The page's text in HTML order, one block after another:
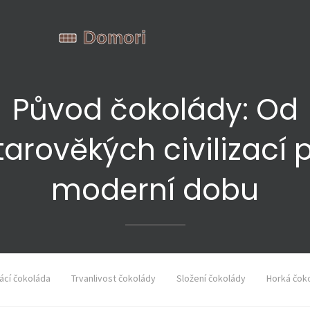
Původ čokolády: Od
civilizací
moderní dobu
čokoláda Trvanlivost čokolády Složení čokolády Horká